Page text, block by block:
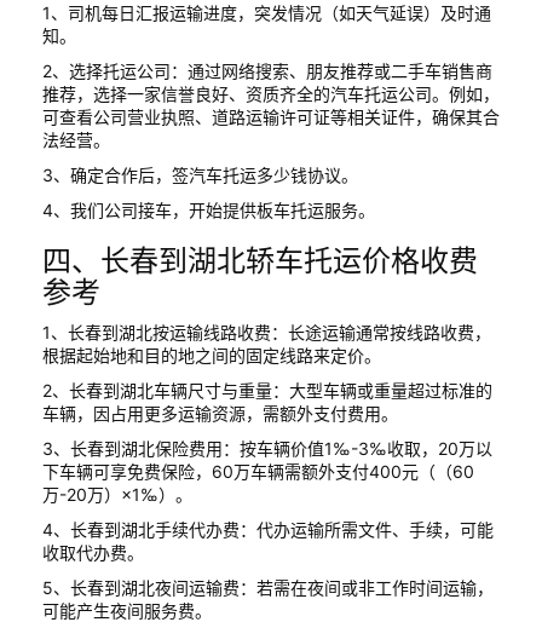
1、司机每日汇报运输进度，突发情况（如天气延误）及时通
知。
2、选择托运公司：通过网络搜索、朋友推荐或二手车销售商
推荐，选择一家信誉良好、资质齐全的汽车托运公司。例如，
可查看公司营业执照、道路运输许可证等相关证件，确保其合
法经营。
3、确定合作后，签汽车托运多少钱协议。
4、我们公司接车，开始提供板车托运服务。
四、长春到湖北轿车托运价格收费
参考
1、长春到湖北按运输线路收费：长途运输通常按线路收费，
根据起始地和目的地之间的固定线路来定价。
2、长春到湖北车辆尺寸与重量：大型车辆或重量超过标准的
车辆，因占用更多运输资源，需额外支付费用。
3、长春到湖北保险费用：按车辆价值1‰-3‰收取，20万以
下车辆可享免费保险，60万车辆需额外支付400元（（60
万-20万）×1‰）。
4、长春到湖北手续代办费：代办运输所需文件、手续，可能
收取代办费。
5、长春到湖北夜间运输费：若需在夜间或非工作时间运输，
可能产生夜间服务费。